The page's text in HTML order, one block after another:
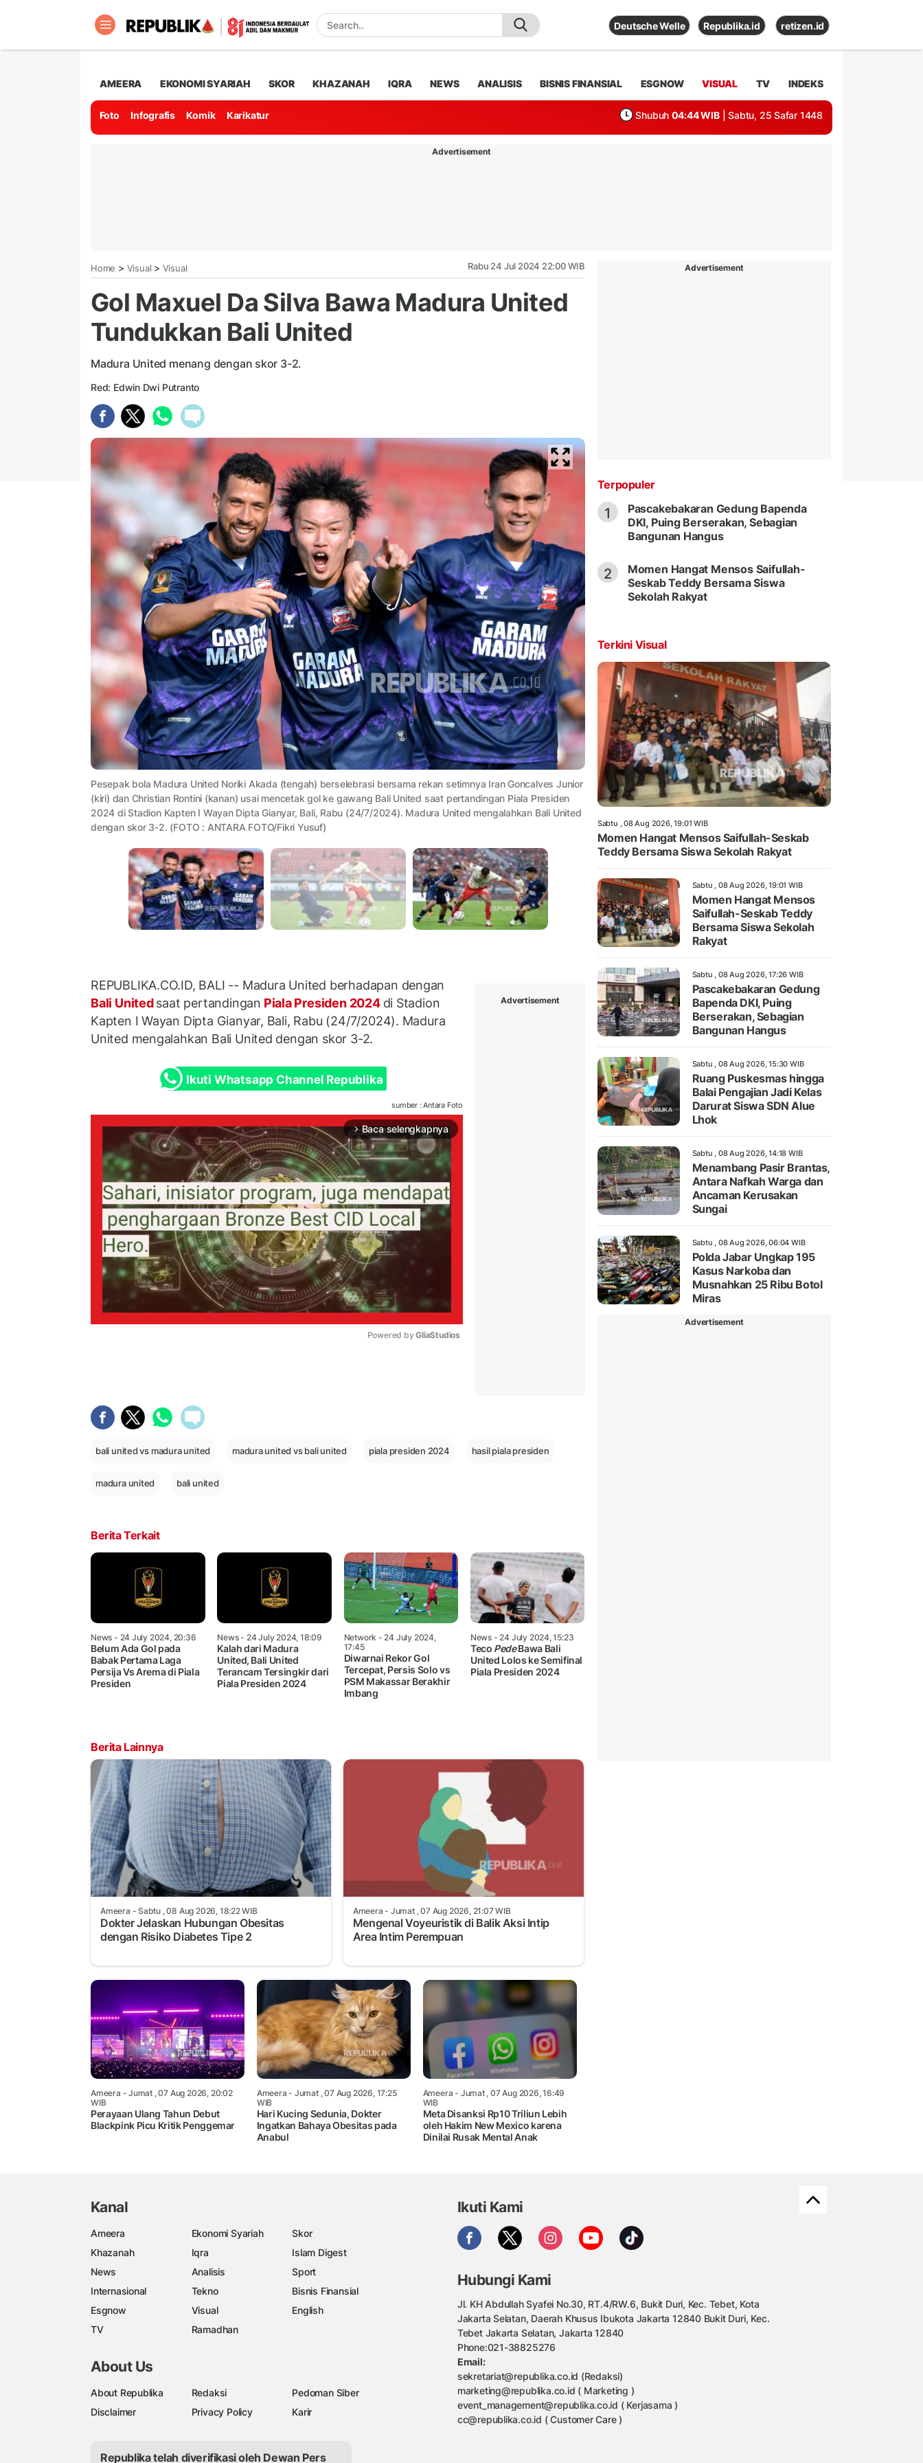
Deutsche Welle Republika.id retizen.id
AMEERA EKONOMI SYARIAH SKOR KHAZANAH IQRA NEWS ANALISIS BISNIS FINANSIAL ESGNOW VISUAL TV INDEKS
Foto Infografis Komik Karikatur Shubuh 04:44 WIB | Sabtu, 25 Safar 1448
Advertisement
Home > Visual > Visual Rabu 24 Jul 2024 22:00 WIB
Gol Maxuel Da Silva Bawa Madura United
Tundukkan Bali United
Madura United menang dengan skor 3-2.
Red: Edwin Dwi Putranto
Pesepak bola Madura United Noriki Akada (tengah) berselebrasi bersama rekan setimnya Iran Goncalves Junior
(kiri) dan Christian Rontini (kanan) usai mencetak gol ke gawang Bali United saat pertandingan Piala Presiden
2024 di Stadion Kapten I Wayan Dipta Gianyar, Bali, Rabu (24/7/2024). Madura United mengalahkan Bali United
dengan skor 3-2. (FOTO : ANTARA FOTO/Fikri Yusuf)
REPUBLIKA.CO.ID, BALI -- Madura United berhadapan dengan
Bali Unitedsaat pertandingan Piala Presiden 2024 di Stadion
Kapten I Wayan Dipta Gianyar, Bali, Rabu (24/7/2024). Madura
United mengalahkan Bali United dengan skor 3-2.
Ikuti Whatsapp Channel Republika
sumber : Antara Foto
arrow_forward_ios Baca selengkapnya
Powered by GliaStudios
Advertisement
bali united vs madura united madura united vs bali united piala presiden 2024 hasil piala presiden
madura united bali united
Berita Terkait
News - 24 July 2024, 20:36
Belum Ada Gol pada
Babak Pertama Laga
Persija Vs Arema di Piala
Presiden
News- 24 July 2024, 18:09
Kalah dari Madura
United, Bali United
Terancam Tersingkir dari
Piala Presiden 2024
Network - 24 July 2024,
17:45
Diwarnai Rekor Gol
Tercepat, Persis Solo vs
PSM Makassar Berakhir
Imbang
News - 24 July 2024, 15:23
Teco PedeBawa Bali
United Lolos ke Semifinal
Piala Presiden 2024
Berita Lainnya
Ameera - Sabtu , 08 Aug 2026, 18:22 WIB
Dokter Jelaskan Hubungan Obesitas
dengan Risiko Diabetes Tipe 2
Ameera - Jumat , 07 Aug 2026, 21:07 WIB
Mengenal Voyeuristik di Balik Aksi Intip
Area Intim Perempuan
Ameera - Jumat , 07 Aug 2026, 20:02
WIB
Perayaan Ulang Tahun Debut
Blackpink Picu Kritik Penggemar
Ameera - Jumat , 07 Aug 2026, 17:25
WIB
Hari Kucing Sedunia, Dokter
Ingatkan Bahaya Obesitas pada
Anabul
Ameera - Jumat , 07 Aug 2026, 16:49
WIB
Meta Disanksi Rp10 Triliun Lebih
oleh Hakim New Mexico karena
Dinilai Rusak Mental Anak
Advertisement
Terpopuler
1
Pascakebakaran Gedung Bapenda
DKI, Puing Berserakan, Sebagian
Bangunan Hangus
2
Momen Hangat Mensos Saifullah-
Seskab Teddy Bersama Siswa
Sekolah Rakyat
Terkini Visual
Sabtu , 08 Aug 2026, 19:01 WIB
Momen Hangat Mensos Saifullah-Seskab
Teddy Bersama Siswa Sekolah Rakyat
Sabtu , 08 Aug 2026, 19:01 WIB
Momen Hangat Mensos
Saifullah-Seskab Teddy
Bersama Siswa Sekolah
Rakyat
Sabtu , 08 Aug 2026, 17:26 WIB
Pascakebakaran Gedung
Bapenda DKI, Puing
Berserakan, Sebagian
Bangunan Hangus
Sabtu , 08 Aug 2026, 15:30 WIB
Ruang Puskesmas hingga
Balai Pengajian Jadi Kelas
Darurat Siswa SDN Alue
Lhok
Sabtu , 08 Aug 2026, 14:18 WIB
Menambang Pasir Brantas,
Antara Nafkah Warga dan
Ancaman Kerusakan
Sungai
Sabtu , 08 Aug 2026, 06:04 WIB
Polda Jabar Ungkap 195
Kasus Narkoba dan
Musnahkan 25 Ribu Botol
Miras
Advertisement
Kanal
Ameera Ekonomi Syariah
Skor
Khazanah
Iqra
Islam Digest
News
Analisis
Sport
Internasional
Tekno
Bisnis Finansial
Esgnow
Visual
English
TV
Ramadhan
About Us
About Republika Redaksi
Pedoman Siber
Disclaimer
Privacy Policy Karir
Republika telah diverifikasi oleh Dewan Pers
Ikuti Kami
Hubungi Kami
Jl. KH Abdullah Syafei No.30, RT.4/RW.6, Bukit Duri, Kec. Tebet, Kota
Jakarta Selatan, Daerah Khusus Ibukota Jakarta 12840 Bukit Duri, Kec.
Tebet Jakarta Selatan, Jakarta 12840
Phone:021-38825276
Email:
sekretariat@republika.co.id (Redaksi)
marketing@republika.co.id ( Marketing )
event_management@republika.co.id ( Kerjasama )
cc@republika.co.id ( Customer Care )